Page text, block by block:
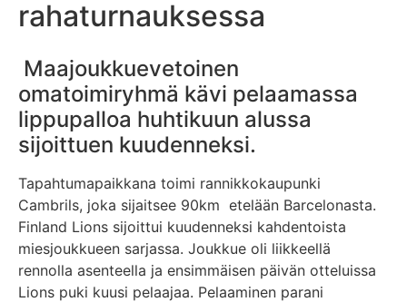
rahaturnauksessa
Maajoukkuevetoinen
omatoimiryhmä kävi pelaamassa
lippupalloa huhtikuun alussa
sijoittuen kuudenneksi.
Tapahtumapaikkana toimi rannikkokaupunki
Cambrils, joka sijaitsee 90km etelään Barcelonasta.
Finland Lions sijoittui kuudenneksi kahdentoista
miesjoukkueen sarjassa. Joukkue oli liikkeellä
rennolla asenteella ja ensimmäisen päivän otteluissa
Lions puki kuusi pelaajaa. Pelaaminen parani